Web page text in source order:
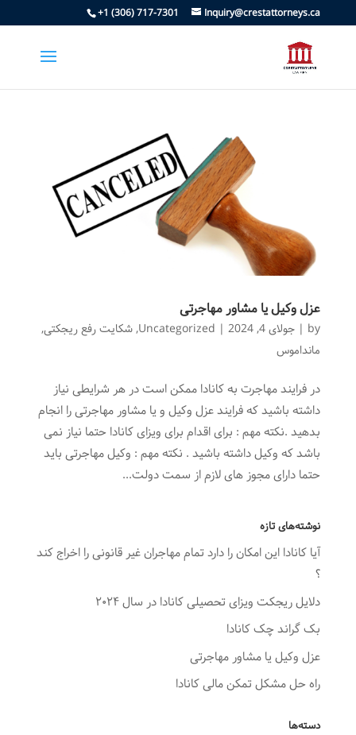
+1 (306) 717-7301 Inquiry@crestattorneys.ca
عزل وکیل یا مشاور مهاجرتی
by
| جولای 4, 2024 |
Uncategorized
,شکایت رفع ریجکتی,
مانداموس
در فرایند مهاجرت به کانادا ممکن است در هر شرایطی نیاز
داشته باشید که فرایند عزل وکیل و یا مشاور مهاجرتی را انجام
بدهید .نکته مهم : برای اقدام برای ویزای کانادا حتما نیاز نمی
باشد که وکیل داشته باشید . نکته مهم : وکیل مهاجرتی باید
حتما دارای مجوز های لازم از سمت دولت...
نوشته‌های تازه
آیا کانادا این امکان را دارد تمام مهاجران غیر قانونی را اخراج کند
؟
دلایل ریجکت ویزای تحصیلی کانادا در سال ۲۰۲۴
بک گراند چک کانادا
عزل وکیل یا مشاور مهاجرتی
راه حل مشکل تمکن مالی کانادا
دسته‌ها